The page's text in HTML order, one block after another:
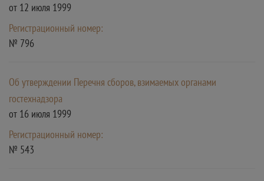
от 12 июля 1999
Регистрационный номер:
№ 796
Об утверждении Перечня сборов, взимаемых органами
гостехнадзора
от 16 июля 1999
Регистрационный номер:
№ 543